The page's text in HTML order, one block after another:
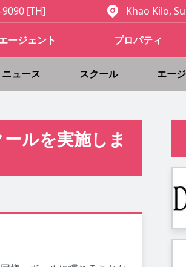
[TH] Khao Kilo,
ージェント プロパティ
ニュース スクール エー
ルを実施しま